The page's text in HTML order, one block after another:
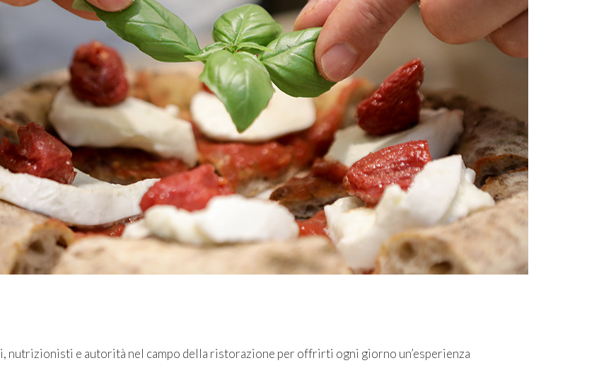
nutrizionisti e autorità nel campo della ristorazione per offrirti ogni giorno un’esperienza